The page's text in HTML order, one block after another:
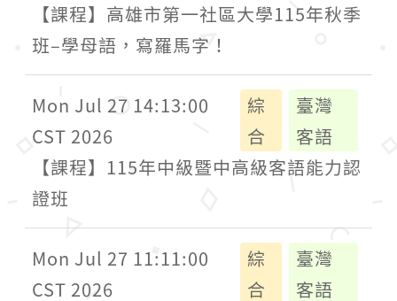
【課程】高雄市第一社區大學115年秋季
班–學母語，寫羅馬字！
Mon Jul 27 14:13:00
CST 2026
綜
合
臺灣
客語
【課程】115年中級暨中高級客語能力認
證班
Mon Jul 27 11:11:00
CST 2026
綜
合
臺灣
客語